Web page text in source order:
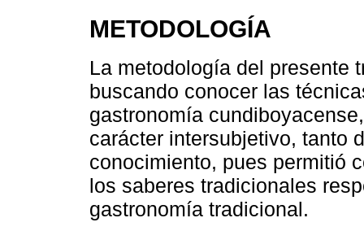
METODOLOGÍA
La metodología del presente
buscando conocer las
gastronomía
carácter intersubjetivo, tanto
conocimiento, pues permitió
los saberes tradicionales
gastronomía tradicional.